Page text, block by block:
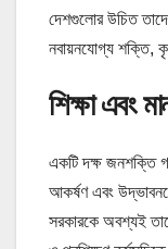
দেশগুলোর উচিত
নবায়নযোগ্য শক্তি,
শিক্ষা এবং
একটি দক্ষ জনশক্তি
আকর্ষণ এবং
সরকারকে অবশ্যই